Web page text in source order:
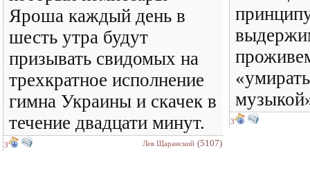
Яроша каждый день в
шесть утра будут
призывать свидомых на
трехкратное исполнение
гимна Украины и скачек в
течение двадцати минут.
3 Лев Щаранский (5107)
3